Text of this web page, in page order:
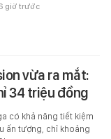
giờ trước
vừa ra mắt:
34 triệu đồng
có khả năng tiết kiệm
ấn tượng, chỉ khoảng